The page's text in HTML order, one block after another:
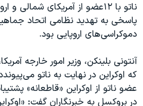
ناتو با ۱۲عضو از آمریکای شمالی
پاسخی به تهدید نظامی اتحاد
دموکراسی‌های اروپایی بود.
آنتونی بلینکن، وزیر امور خارجه
که اوکراین در نهایت به ناتو
عضو ناتو از اوکراین «قاطعانه»
در بروکسل به خبرنگاران گفت: